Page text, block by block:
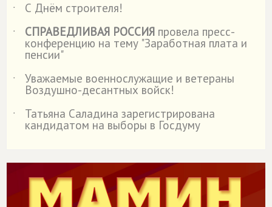
˙
С Днём строителя!
˙
СПРАВЕДЛИВАЯ РОССИЯ провела пресс-
конференцию на тему "Заработная плата и
пенсии"
˙
Уважаемые военнослужащие и ветераны
Воздушно-десантных войск!
˙
Татьяна Саладина зарегистрирована
кандидатом на выборы в Госдуму